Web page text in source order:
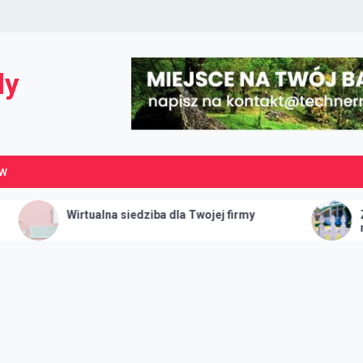
siedziba dla Twojej firmy
Zmniejszenie
należy Ci się